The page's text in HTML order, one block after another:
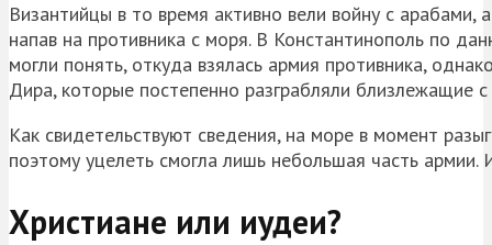
Византийцы в то время активно вели войну с арабами,
напав на противника с моря. В Константинополь по
могли понять, откуда взялась армия противника,
Дира, которые постепенно разграбляли близлежащие
Как свидетельствуют сведения, на море в момент
поэтому уцелеть смогла лишь небольшая часть армии.
Христиане или иудеи?